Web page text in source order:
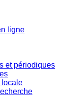
ligne
et périodiques
locale